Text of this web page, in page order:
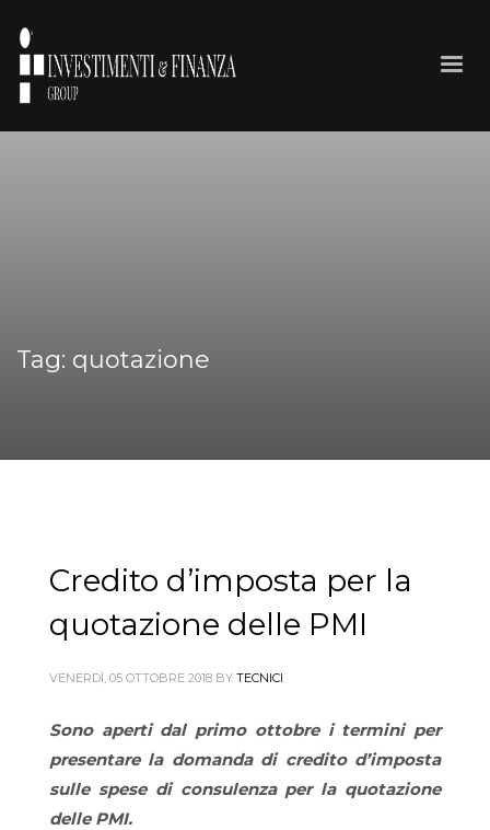
Tag: quotazione
Credito d’imposta per la
quotazione delle PMI
VENERDÌ, 05 OTTOBRE 2018 BY TECNICI
Sono aperti dal primo ottobre i termini per
presentare la domanda di credito d’imposta
sulle spese di consulenza per la quotazione
delle PMI.